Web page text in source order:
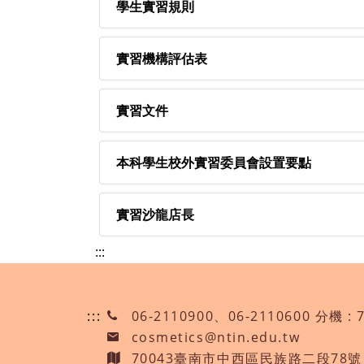
學生實習規則
實習機構評估表
實習文件
本科學生校外實習委員會設置要點
實習沙龍店長
:::
:::
06-2110900、06-2110600 分機 :
cosmetics@ntin.edu.tw
70043臺南市中西區民族路二段78號